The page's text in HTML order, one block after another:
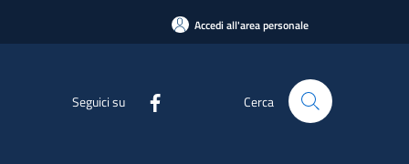
Accedi all'area personale
Seguici su Cerca